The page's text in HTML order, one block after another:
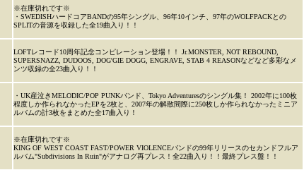
※在庫切れです※
・SWEDISHハードコアBANDの95年シングル、96年10インチ、97年のWOLFPACKとの
SPLITの音源を収録した全19曲入り！！
LOFTレコード10周年記念コンピレーション登場！！ Jr.MONSTER, NOT REBOUND,
SUPERSNAZZ, DUDOOS, DOG'GIE DOGG, ENGRAVE, STAB 4 REASONなどなど多彩なメ
ンツ収録の全23曲入り！！
・UK産泣きMELODIC/POP PUNKバンド、Tokyo Adventuresのシングル集！ 2002年に100枚
程度しか作られなかったEPを2枚と、2007年の解散間際に250枚しか作られなかったミニア
ルバムの計3枚をまとめた全17曲入り！
※在庫切れです※
KING OF WEST COAST FAST/POWER VIOLENCEバンドの99年リリースのセカンドフルア
ルバム"Subdivisions In Ruin"がアナログ再プレス！全22曲入り！！最終プレス盤！！